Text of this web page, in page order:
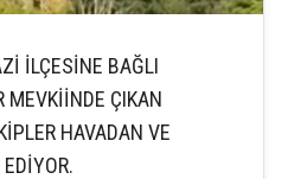
İLÇESİNE BAĞLI
MEVKİİNDE ÇIKAN
HAVADAN VE